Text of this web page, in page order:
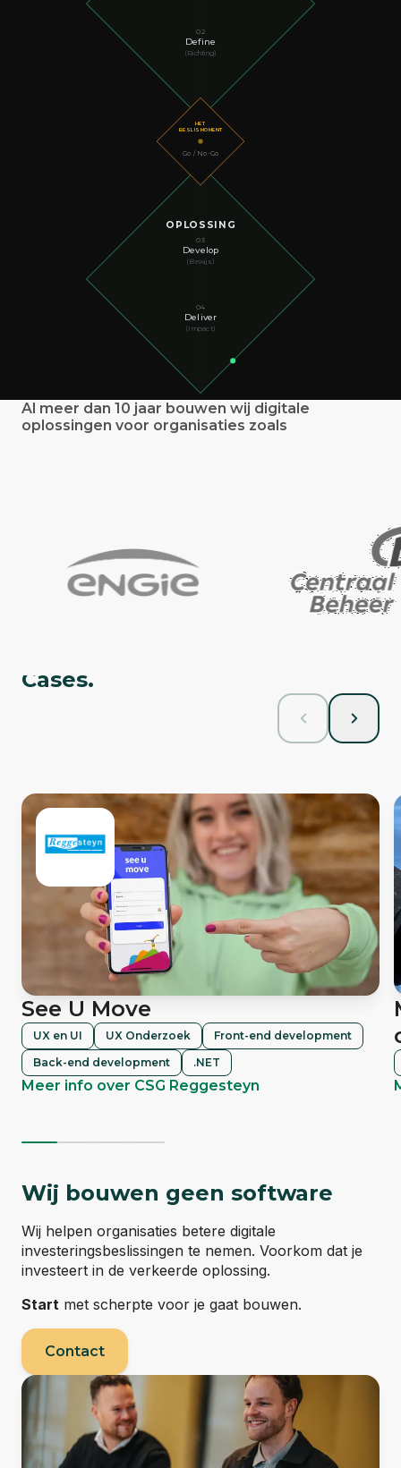
02
Define
(Richting)
OPLOSSING
03
Develop
(Bewijs)
04
Deliver
(Impact)
HET
BESLISMOMENT
Go / No-Go
Probleem: Fase 01 Discover (Inzicht), Fase 02 Define
Al meer dan 10 jaar bouwen wij digitale
oplossingen voor organisaties zoals
Cases.
See U Move
UX en UI UX Onderzoek
Front-end development
Back-end development
.NET
Meer info over CSG Reggesteyn
Wij bouwen geen software
Wij helpen organisaties betere digitale
investeringsbeslissingen te nemen. Voorkom dat je
investeert in de verkeerde oplossing.
Start met scherpte voor je gaat bouwen.
Contact